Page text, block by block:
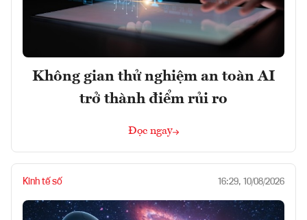
Không gian thử nghiệm an toàn AI
trở thành điểm rủi ro
Đọc ngay
Kinh tế số 16:29, 10/08/2026